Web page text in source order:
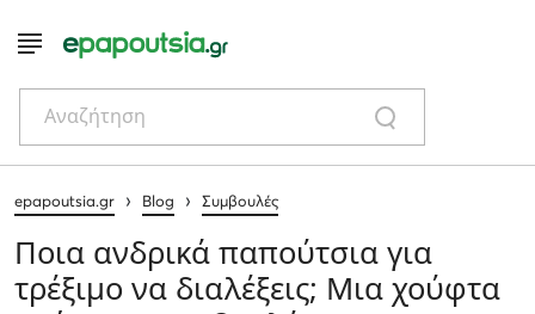
Αναζήτηση
epapoutsia.gr › Blog › Συμβουλές
Ποια ανδρικά παπούτσια για
τρέξιμο να διαλέξεις; Μια χούφτα